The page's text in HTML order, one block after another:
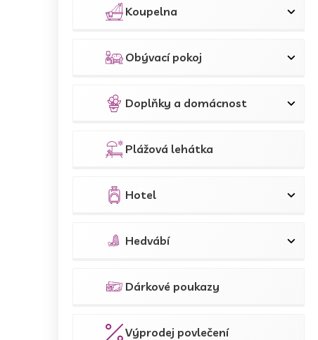
Koupelna
Obývací pokoj
Doplňky a domácnost
Plážová lehátka
Hotel
Hedvábí
Dárkové poukazy
Výprodej povlečení